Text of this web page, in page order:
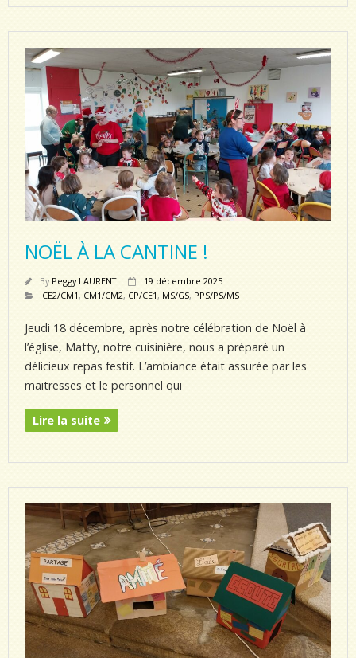
NOËL À LA CANTINE !
By Peggy LAURENT
19 décembre 2025
CE2/CM1 , CM1/CM2, CP/CE1 , MS/GS, PPS/PS/MS
Jeudi 18 décembre, après notre célébration de Noël à
l’église, Matty, notre cuisinière, nous a préparé un
délicieux repas festif. L’ambiance était assurée par les
maitresses et le personnel qui
Lire la suite